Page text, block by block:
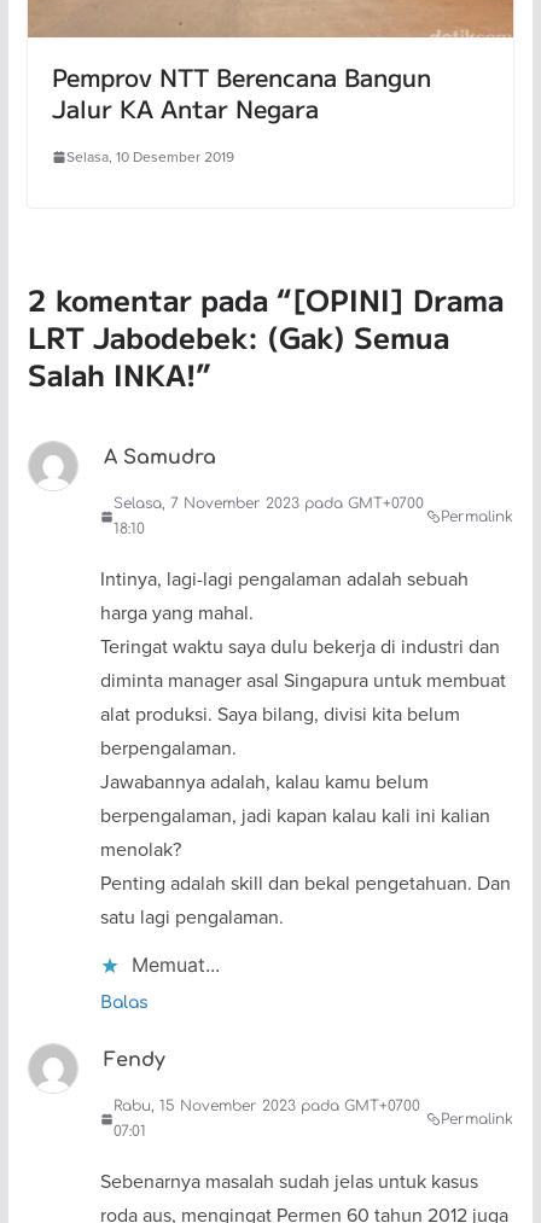
Pemprov NTT Berencana Bangun
Jalur KA Antar Negara
Selasa, 10 Desember 2019
2 komentar pada “[OPINI] Drama
LRT Jabodebek: (Gak) Semua
Salah INKA!”
A Samudra
Selasa, 7 November 2023 pada GMT+0700
18:10
Permalink
Intinya, lagi-lagi pengalaman adalah sebuah
harga yang mahal.
Teringat waktu saya dulu bekerja di industri dan
diminta manager asal Singapura untuk membuat
alat produksi. Saya bilang, divisi kita belum
berpengalaman.
Jawabannya adalah, kalau kamu belum
berpengalaman, jadi kapan kalau kali ini kalian
menolak?
Penting adalah skill dan bekal pengetahuan. Dan
satu lagi pengalaman.
Memuat...
Balas
Fendy
Rabu, 15 November 2023 pada GMT+0700
07:01
Permalink
Sebenarnya masalah sudah jelas untuk kasus
roda aus, mengingat Permen 60 tahun 2012 juga